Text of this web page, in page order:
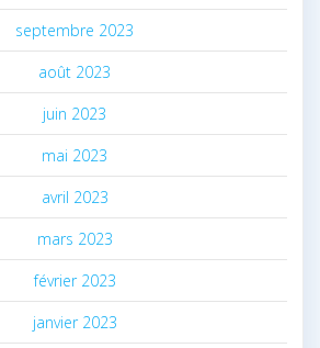
septembre 2023
août 2023
juin 2023
mai 2023
avril 2023
mars 2023
février 2023
janvier 2023